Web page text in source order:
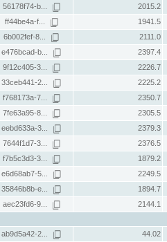
56178f74-b... 2015.2
ff44be4a-f... 1941.5
6b002fef-8... 2111.0
e476bcad-b... 2397.4
9f12c405-3... 2226.7
33ceb441-2... 2225.2
f768173a-7... 2350.7
7fe63a95-8... 2305.5
eebd633a-3... 2379.3
7644f1d7-3... 2376.5
f7b5c3d3-3... 1879.2
e6d68ab7-5... 2249.5
35846b8b-e... 1894.7
aec23fd6-9... 2144.1
ab9d5a42-2... 44.02